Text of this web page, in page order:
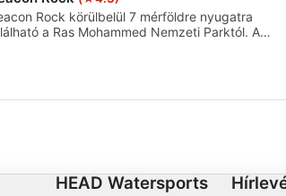
Rock körülbelül 7 mérföldre nyugatra
a Ras Mohammed Nemzeti Parktól. A
HEAD Watersports